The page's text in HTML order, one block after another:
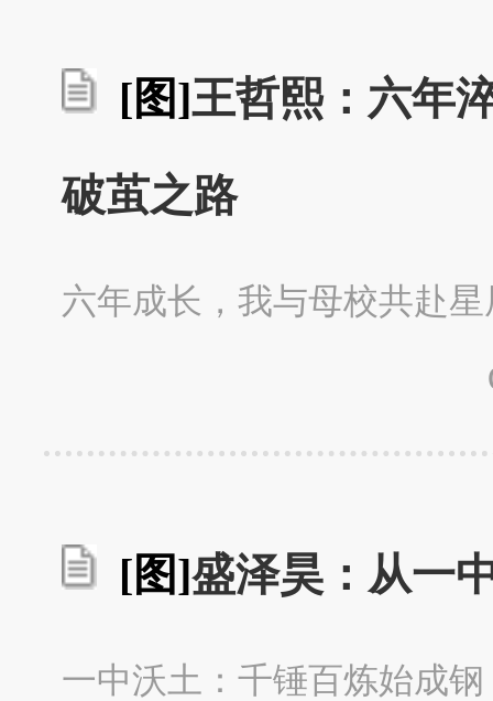
[图]王哲熙：六年
破茧之路
六年成长，我与母校共赴星
[图]盛泽昊：从一
一中沃土：千锤百炼始成钢